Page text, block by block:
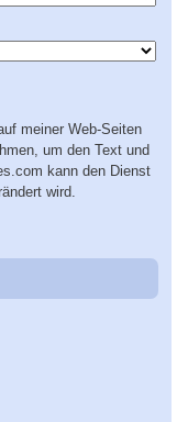
meiner Web-Seiten
um den Text und
kann den Dienst
wird.